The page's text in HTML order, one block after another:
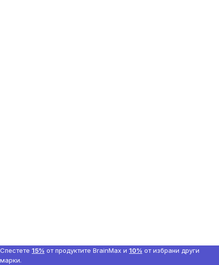
Спестете 15% от продуктите BrainMax и 10% от избрани други
марки.